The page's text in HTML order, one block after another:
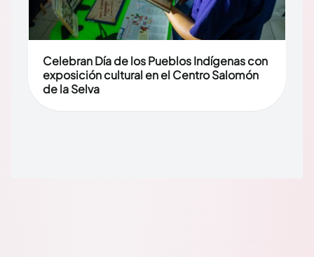
Celebran Día de los Pueblos Indígenas con
exposición cultural en el Centro Salomón
de la Selva